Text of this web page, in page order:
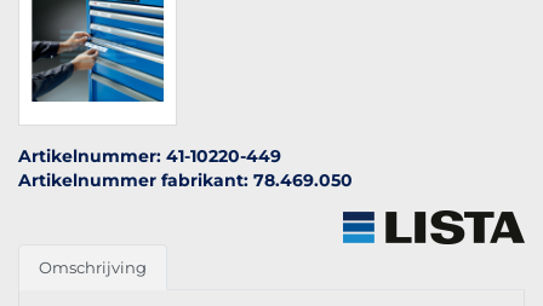
Artikelnummer: 41-10220-449
Artikelnummer fabrikant: 78.469.050
Omschrijving